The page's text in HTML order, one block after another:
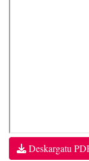
Deskargatu